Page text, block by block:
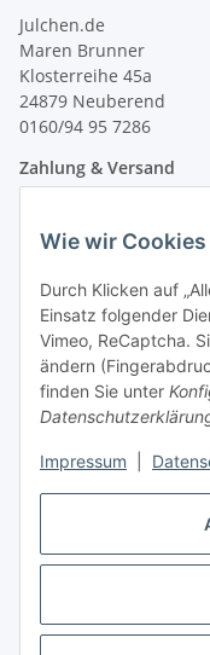
Wie wir
Durch Klicken auf
Einsatz folgender
Vimeo, ReCaptcha.
ändern
finden Sie unter
Impressum
Julchen.de
Maren Brunner
Klosterreihe 45a
24879 Neuberend
0160/94 95 7286
Zahlung & Versand
* Alle Preise inkl.